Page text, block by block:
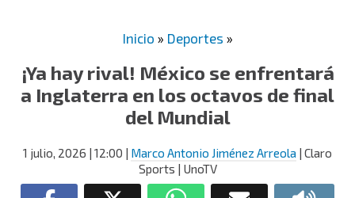
Inicio » Deportes »
¡Ya hay rival! México se enfrentará
a Inglaterra en los octavos de final
del Mundial
1 julio, 2026 | 12:00 | Marco Antonio Jiménez Arreola | Claro
Sports | UnoTV